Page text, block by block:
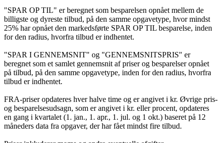
"SPAR OP TIL" er beregnet som besparelsen opnået mellem de
billigste og dyreste tilbud, på den samme opgavetype, hvor mindst
25% har opnået den markedsførte SPAR OP TIL besparelse, inden
for den radius, hvorfra tilbud er indhentet.
"SPAR I GENNEMSNIT" og "GENNEMSNITSPRIS" er
beregnet som et samlet gennemsnit af priser og besparelser opnået
på tilbud, på den samme opgavetype, inden for den radius, hvorfra
tilbud er indhentet.
FRA-priser opdateres hver halve time og er angivet i kr. Øvrige pris-
og besparelsesudsagn, som er angivet i kr. eller procent, opdateres
en gang i kvartalet (1. jan., 1. apr., 1. jul. og 1 okt.) baseret på 12
måneders data fra opgaver, der har fået mindst fire tilbud.